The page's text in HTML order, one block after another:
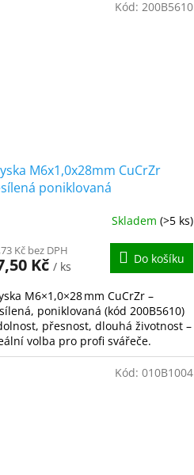
M6x1,0x28mm CuCrZr
poniklovaná
Skladem (>5 ks)
Kč bez DPH
Kč / ks
Do košíku
M6×1,0×28 mm CuCrZr –
poniklovaná (kód 200B5610)
přesnost, dlouhá životnost –
volba pro profi svářeče.
Kód: 200B5610
Kód: 010B1004